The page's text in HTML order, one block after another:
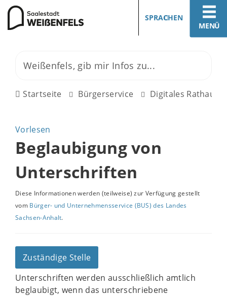
MENÜ
SPRACHEN
Startseite Bürgerservice Digitales Rathaus
Vorlesen
Beglaubigung von
Unterschriften
Diese Informationen werden (teilweise) zur Verfügung gestellt
vom Bürger- und Unternehmensservice (BUS) des Landes
Sachsen-Anhalt.
Zuständige Stelle
Unterschriften werden ausschließlich amtlich
beglaubigt, wenn das unterschriebene